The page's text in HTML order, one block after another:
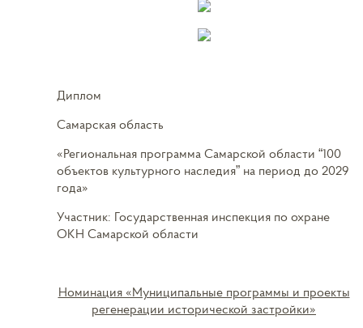
Диплом
Самарская область
«Региональная программа Самарской области “100
объектов культурного наследия” на период до 2029
года»
Участник: Государственная инспекция по охране
ОКН Самарской области
Номинация «Муниципальные программы и проекты
регенерации исторической застройки»